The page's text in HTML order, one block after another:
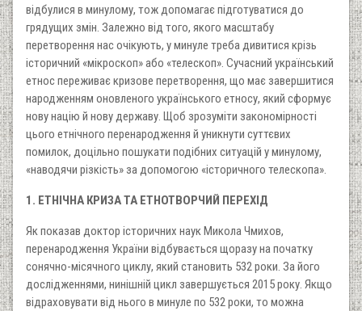
відбулися в минулому, тож допомагає підготуватися до
грядущих змін. Залежно від того, якого масштабу
перетворення нас очікують, у минуле треба дивитися крізь
історичний «мікроскоп» або «телескоп». Сучасний український
етнос переживає кризове перетворення, що має завершитися
народженням оновленого українського етносу, який сформує
нову націю й нову державу. Щоб зрозуміти закономірності
цього етнічного перенародження й уникнути суттєвих
помилок, доцільно пошукати подібних ситуацій у минулому,
«наводячи різкість» за допомогою «історичного телескопа».
1. ЕТНІЧНА КРИЗА ТА ЕТНОТВОРЧИЙ ПЕРЕХІД
Як показав доктор історичних наук Микола Чмихов,
перенародження України відбувається щоразу на початку
сонячно-місячного циклу, який становить 532 роки. За його
дослідженнями, нинішній цикл завершується 2015 року. Якщо
відраховувати від нього в минуле по 532 роки, то можна